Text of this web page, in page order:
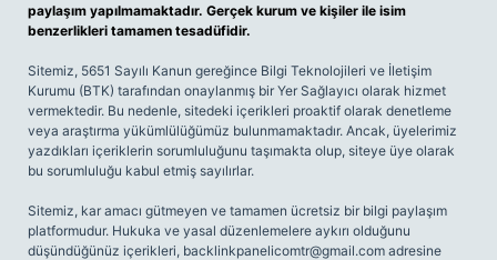
paylaşım yapılmamaktadır. Gerçek kurum ve kişiler ile isim
benzerlikleri tamamen tesadüfidir.
Sitemiz, 5651 Sayılı Kanun gereğince Bilgi Teknolojileri ve İletişim
Kurumu (BTK) tarafından onaylanmış bir Yer Sağlayıcı olarak hizmet
vermektedir. Bu nedenle, sitedeki içerikleri proaktif olarak denetleme
veya araştırma yükümlülüğümüz bulunmamaktadır. Ancak, üyelerimiz
yazdıkları içeriklerin sorumluluğunu taşımakta olup, siteye üye olarak
bu sorumluluğu kabul etmiş sayılırlar.
Sitemiz, kar amacı gütmeyen ve tamamen ücretsiz bir bilgi paylaşım
platformudur. Hukuka ve yasal düzenlemelere aykırı olduğunu
düşündüğünüz içerikleri, backlinkpanelicomtr@gmail.com adresine